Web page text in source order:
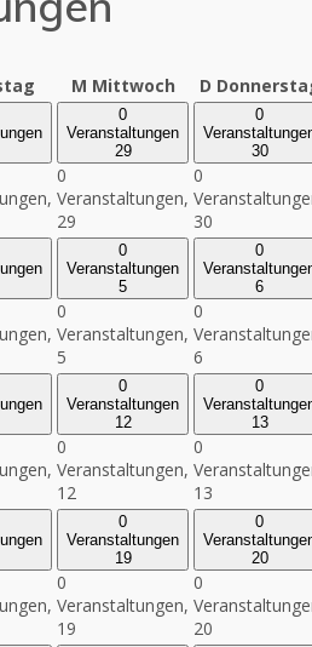
M Mittwoch D
0
Veranstaltungen
29
0
Veranstaltungen,
29
0
30
0
30
0
Veranstaltungen
5
0
Veranstaltungen,
5
0
6
0
6
0
Veranstaltungen
12
0
Veranstaltungen,
12
0
13
0
13
0
Veranstaltungen
19
0
Veranstaltungen,
19
0
20
0
20